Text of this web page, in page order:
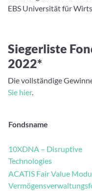
EBS Universität für
Siegerliste
2022*
Die vollständige
Sie hier.
Fondsname
10XDNA – Disruptive
Technologies
ACATIS Fair Value